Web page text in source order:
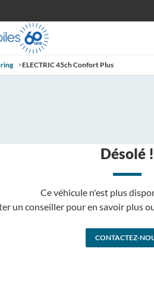
>ELECTRIC 45ch Confort Plus
Désolé !
Ce véhicule n'est plus
un conseiller pour en savoir plus
CONTACTEZ-